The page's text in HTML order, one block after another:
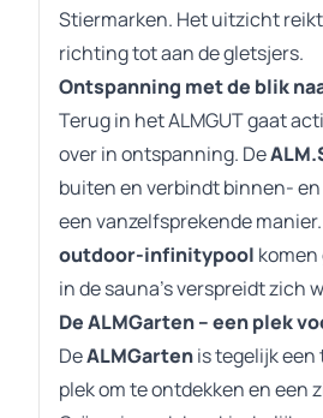
Stiermarken. Het uitzicht
richting tot aan de gletsjers.
Ontspanning met de blik
Terug in het ALMGUT gaat
over in ontspanning. De
buiten en verbindt binnen-
een vanzelfsprekende
outdoor-infinitypool
in de sauna’s verspreidt zich
De ALMGarten – een plek
DeALMGartenis tegelijk
plek om te ontdekken en een